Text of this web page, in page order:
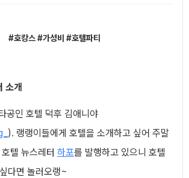
#호캉스 #가성비 #호텔파티
소개
공인 호텔 덕후 김애니야
). 랭랭이들에게 호텔을 소개하고 싶어 주말
텔 뉴스레터 하포를 발행하고 있으니 호텔
다면 놀러오랭~